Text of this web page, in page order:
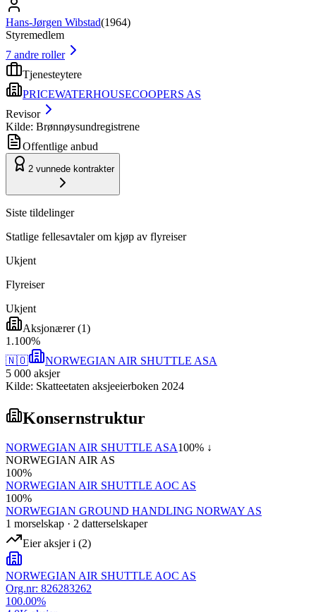
Hans-Jørgen Wibstad(1964)
Styremedlem
7 andre roller
Tjenesteytere
PRICEWATERHOUSECOOPERS AS
Revisor
Kilde: Brønnøysundregistrene
Offentlige anbud
2 vunnede kontrakter
Siste tildelinger
Statlige fellesavtaler om kjøp av flyreiser
Ukjent
Flyreiser
Ukjent
Aksjonærer(1)
1 .100%
🇳🇴
NORWEGIAN AIR SHUTTLE ASA
5 000 aksjer
Kilde: Skatteetaten aksjeeierboken 2024
Konsernstruktur
NORWEGIAN AIR SHUTTLE ASA100% ↓
NORWEGIAN AIR AS
100%
NORWEGIAN AIR SHUTTLE AOC AS
100%
NORWEGIAN GROUND HANDLING NORWAY AS
1 morselskap · 2 datterselskaper
Eier aksjer i (2)
NORWEGIAN AIR SHUTTLE AOC AS
Org.nr: 826283262
100.00%